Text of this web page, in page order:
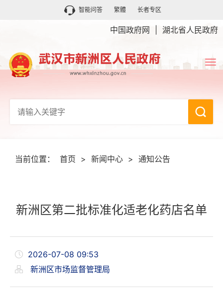
智能问答 繁體 长者专区
中国政府网 湖北省人民政府
当前位置： 首页 > 新闻中心 > 通知公告
新洲区第二批标准化适老化药店名单
2026-07-08 09:53
新洲区市场监督管理局